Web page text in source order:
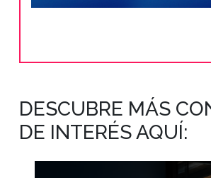
DESCUBRE MÁS
DE INTERÉS AQUÍ: